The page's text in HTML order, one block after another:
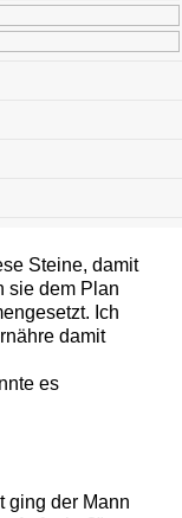
primitiven
wie mir der
heißen Sonne.
mich.
sich
Steine, damit
sie dem Plan
Ich
damit
es
ging der Mann